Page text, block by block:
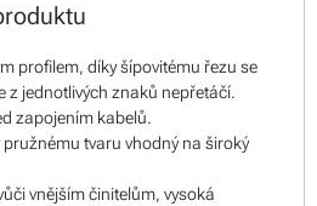
profilem, díky šípovitému řezu se
z jednotlivých znaků nepřetáčí.
zapojením kabelů.
tvaru vhodný na široký
vnějším činitelům, vysoká